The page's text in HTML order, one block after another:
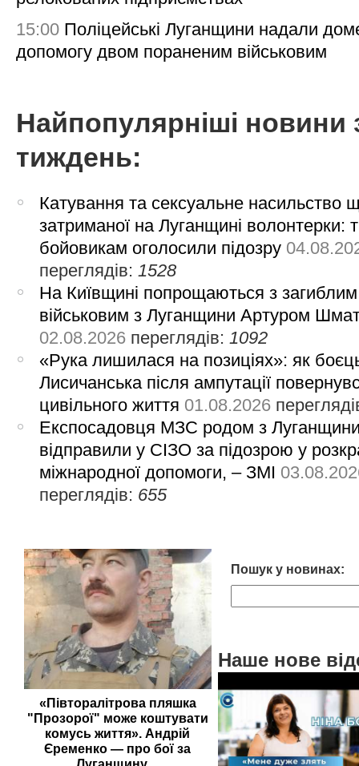
15:00 Поліцейські Луганщини надали
допомогу двом пораненим військовим
Найпопулярніші новини
тиждень:
Катування та сексуальне насильство
затриманої на Луганщині волонтерки:
бойовикам оголосили підозру
переглядів: 1528
На Київщині попрощаються з загиблим
військовим з Луганщини Артуром
02.08.2026 переглядів: 1092
«Рука лишилася на позиціях»: як
Лисичанська після ампутації
цивільного життя 01.08.2026
Експосадовця МЗС родом з
відправили у СІЗО за підозрою у
міжнародної допомоги, – ЗМІ
переглядів: 655
«Півторалітрова пляшка
"Прозорої" може коштувати
комусь життя». Андрій
Єременко — про бої за
Пошук у новинах:
Наше нове